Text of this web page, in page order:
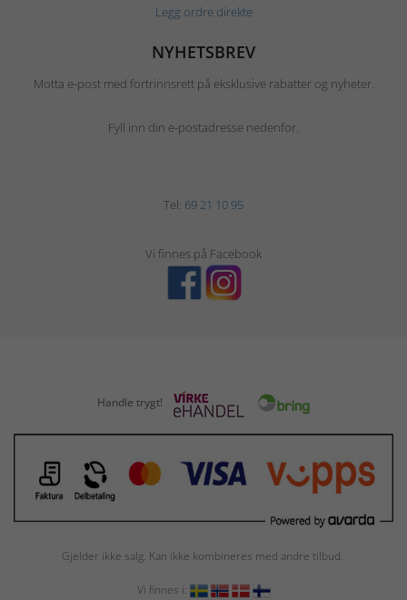
Legg ordre direkte
NYHETSBREV
Motta e-post med fortrinnsrett på eksklusive rabatter og nyheter.
Fyll inn din e-postadresse nedenfor.
Tel: 69 21 10 95
Vi finnes på Facebook
Handle trygt!
Gjelder ikke salg. Kan ikke kombineres med andre tilbud.
Vi finnes i: